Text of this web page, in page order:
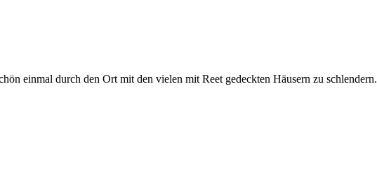
einmal durch den Ort mit den vielen mit Reet gedeckten Häusern zu schlendern.